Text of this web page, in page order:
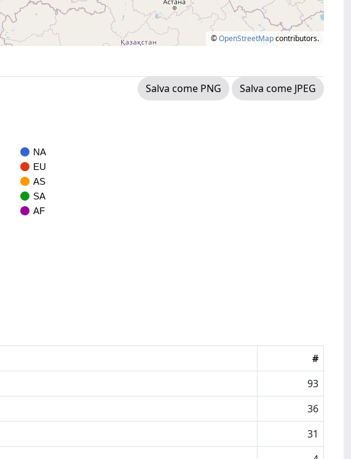
©OpenStreetMapcontributors.
Salva come PNG
Salva come JPEG
NA
EU
AS
SA
AF
#
93
36
31